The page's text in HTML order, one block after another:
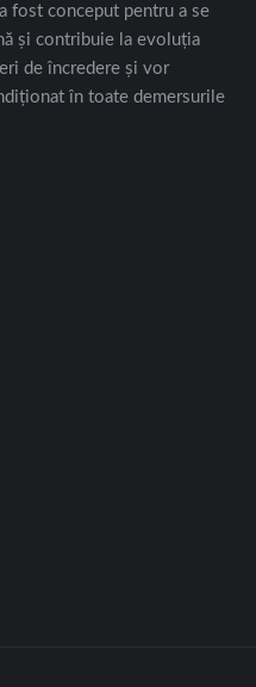
fost conceput pentru a se
și contribuie la evoluția
de încredere și vor
în toate demersurile